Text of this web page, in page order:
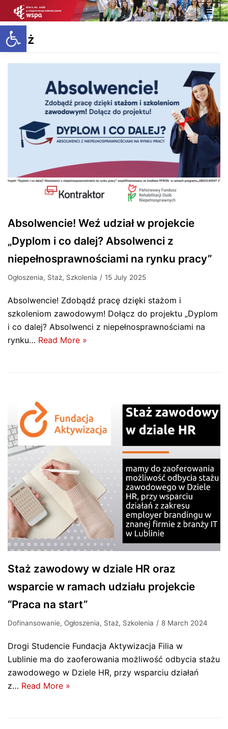
Open toolbar
Skip
to
content
Staż
Absolwencie! Weź udział w projekcie
„Dyplom i co dalej? Absolwenci z
niepełnosprawnościami na rynku pracy”
Ogłoszenia, Staż, Szkolenia 15 July 2025
Absolwencie! Zdobądź pracę dzięki stażom i
szkoleniom zawodowym! Dołącz do projektu „Dyplom
i co dalej? Absolwenci z niepełnosprawnościami na
rynku… Read More »
Staż zawodowy w dziale HR oraz
wsparcie w ramach udziału projekcie
“Praca na start”
Dofinansowanie, Ogłoszenia, Staż, Szkolenia 8 March 2024
Drogi Studencie Fundacja Aktywizacja Filia w
Lublinie ma do zaoferowania możliwość odbycia stażu
zawodowego w Dziele HR, przy wsparciu działań
z… Read More »